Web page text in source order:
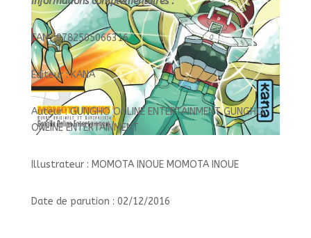
EAN : 9782505066316
Éditeur : KANA
Auteur : GUNGHO ONLINE ENTERTAINMENT GUNGHO
ONLINE ENTERTAINMENT
Illustrateur : MOMOTA INOUE MOMOTA INOUE
Date de parution : 02/12/2016